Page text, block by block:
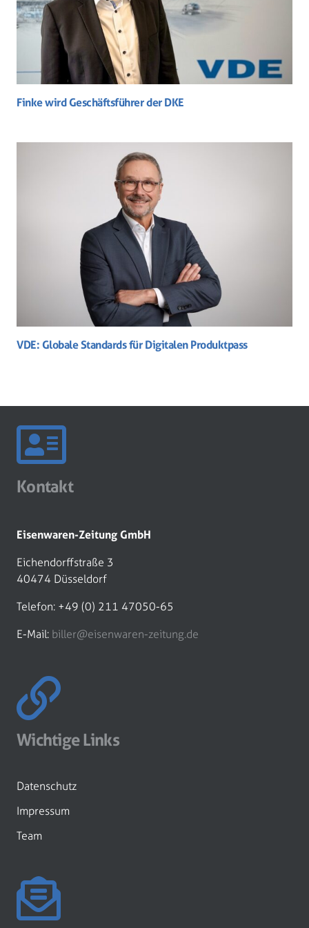
Finke wird Geschäftsführer der DKE
VDE: Globale Standards für Digitalen Produktpass
Kontakt
Eisenwaren-Zeitung GmbH
Eichendorffstraße 3
40474 Düsseldorf
Telefon: +49 (0) 211 47050-65
E-Mail: biller@eisenwaren-zeitung.de
Wichtige Links
Datenschutz
Impressum
Team